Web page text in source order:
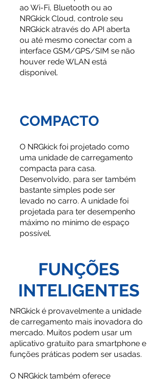
ao Wi-Fi, Bluetooth ou ao
NRGkick Cloud, controle seu
NRGkick através do API aberta
ou até mesmo conectar com a
interface GSM/GPS/SIM se não
houver rede WLAN está
disponível.
COMPACTO
O NRGkick foi projetado como
uma unidade de carregamento
compacta para casa.
Desenvolvido, para ser também
bastante simples pode ser
levado no carro. A unidade foi
projetada para ter desempenho
máximo no mínimo de espaço
possível.
FUNÇÕES
INTELIGENTES
NRGkick é provavelmente a unidade
de carregamento mais inovadora do
mercado. Muitos podem usar um
aplicativo gratuito para smartphone e
funções práticas podem ser usadas.
O NRGkick também oferece